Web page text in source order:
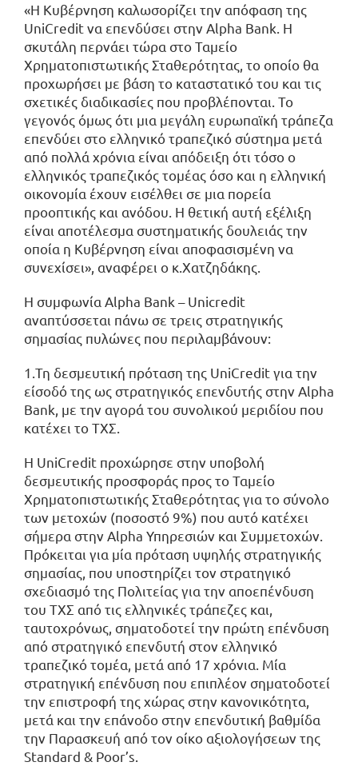
«Η Κυβέρνηση καλωσορίζει την απόφαση της
UniCredit να επενδύσει στην Alpha Bank. Η
σκυτάλη περνάει τώρα στο Ταμείο
Χρηματοπιστωτικής Σταθερότητας, το οποίο θα
προχωρήσει με βάση το καταστατικό του και τις
σχετικές διαδικασίες που προβλέπονται. Το
γεγονός όμως ότι μια μεγάλη ευρωπαϊκή τράπεζα
επενδύει στο ελληνικό τραπεζικό σύστημα μετά
από πολλά χρόνια είναι απόδειξη ότι τόσο ο
ελληνικός τραπεζικός τομέας όσο και η ελληνική
οικονομία έχουν εισέλθει σε μια πορεία
προοπτικής και ανόδου. Η θετική αυτή εξέλιξη
είναι αποτέλεσμα συστηματικής δουλειάς την
οποία η Κυβέρνηση είναι αποφασισμένη να
συνεχίσει», αναφέρει ο κ.Χατζηδάκης.
Η συμφωνία Alpha Bank – Unicredit
αναπτύσσεται πάνω σε τρεις στρατηγικής
σημασίας πυλώνες που περιλαμβάνουν:
1.Τη δεσμευτική πρόταση της UniCredit για την
είσοδό της ως στρατηγικός επενδυτής στην Alpha
Bank, με την αγορά του συνολικού μεριδίου που
κατέχει το ΤΧΣ.
Η UniCredit προχώρησε στην υποβολή
δεσμευτικής προσφοράς προς το Ταμείο
Χρηματοπιστωτικής Σταθερότητας για το σύνολο
των μετοχών (ποσοστό 9%) που αυτό κατέχει
σήμερα στην Alpha Υπηρεσιών και Συμμετοχών.
Πρόκειται για μία πρόταση υψηλής στρατηγικής
σημασίας, που υποστηρίζει τον στρατηγικό
σχεδιασμό της Πολιτείας για την αποεπένδυση
του ΤΧΣ από τις ελληνικές τράπεζες και,
ταυτοχρόνως, σηματοδοτεί την πρώτη επένδυση
από στρατηγικό επενδυτή στον ελληνικό
τραπεζικό τομέα, μετά από 17 χρόνια. Μία
στρατηγική επένδυση που επιπλέον σηματοδοτεί
την επιστροφή της χώρας στην κανονικότητα,
μετά και την επάνοδο στην επενδυτική βαθμίδα
την Παρασκευή από τον οίκο αξιολογήσεων της
Standard & Poor’s.